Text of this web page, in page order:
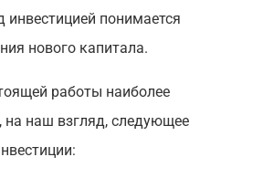
инвестицией понимается
нового капитала.
работы наиболее
на наш взгляд, следующее